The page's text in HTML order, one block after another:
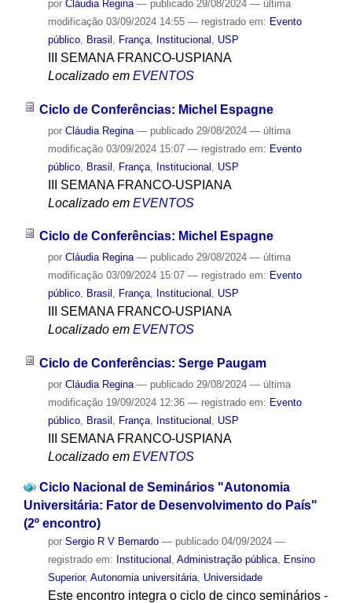
por Cláudia Regina — publicado29/08/2024 — última
modificação03/09/2024 14:55 — registrado em: Evento
público, Brasil , França, Institucional , USP
III SEMANA FRANCO-USPIANA
Localizado em EVENTOS
Ciclo de Conferências: Michel Espagne
por Cláudia Regina — publicado29/08/2024 — última
modificação03/09/2024 15:07 — registrado em: Evento
público, Brasil França, Institucional USP
III SEMANA FRANCO-USPIANA
Localizado em EVENTOS
Ciclo de Conferências: Michel Espagne
por Cláudia Regina — publicado29/08/2024 — última
modificação03/09/2024 15:07 — registrado em: Evento
público, Brasil , França, Institucional , USP
III SEMANA FRANCO-USPIANA
Localizado em EVENTOS
Ciclo de Conferências: Serge Paugam
por Cláudia Regina — publicado29/08/2024 — última
modificação19/09/2024 12:36 — registrado em: Evento
público, Brasil , França, Institucional , USP
III SEMANA FRANCO-USPIANA
Localizado em EVENTOS
Ciclo Nacional de Seminários "Autonomia
Universitária: Fator de Desenvolvimento do País"
(2º encontro)
por Sergio R V Bernardo — publicado04/09/2024 —
registrado em: Institucional Administração pública,
Ensino
Superior, Autonomia universitária, Universidade
Este encontro integra o ciclo de cinco seminários -